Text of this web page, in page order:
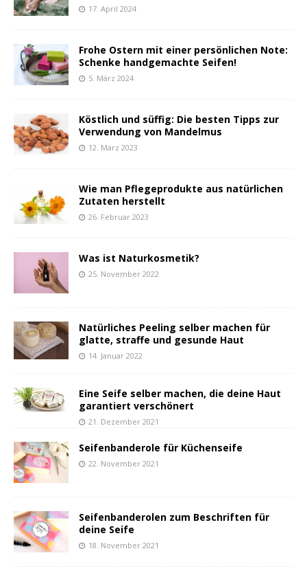
17. April 2024
Frohe Ostern mit einer persönlichen Note:
Schenke handgemachte Seifen!
5. März 2024
Köstlich und süffig: Die besten Tipps zur
Verwendung von Mandelmus
12. März 2023
Wie man Pflegeprodukte aus natürlichen
Zutaten herstellt
26. Februar 2023
Was ist Naturkosmetik?
25. November 2022
Natürliches Peeling selber machen für
glatte, straffe und gesunde Haut
14. Januar 2022
Eine Seife selber machen, die deine Haut
garantiert verschönert
21. Dezember 2021
Seifenbanderole für Küchenseife
22. November 2021
Seifenbanderolen zum Beschriften für
deine Seife
18. November 2021